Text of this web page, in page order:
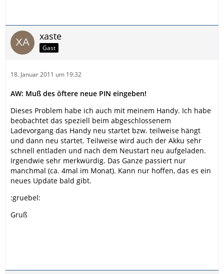
xaste
Gast
18. Januar 2011 um 19:32
AW: Muß des öftere neue PIN eingeben!
Dieses Problem habe ich auch mit meinem Handy. Ich habe
beobachtet das speziell beim abgeschlossenem
Ladevorgang das Handy neu startet bzw. teilweise hängt
und dann neu startet. Teilweise wird auch der Akku sehr
schnell entladen und nach dem Neustart neu aufgeladen.
Irgendwie sehr merkwürdig. Das Ganze passiert nur
manchmal (ca. 4mal im Monat). Kann nur hoffen, das es ein
neues Update bald gibt.
:gruebel:
Gruß